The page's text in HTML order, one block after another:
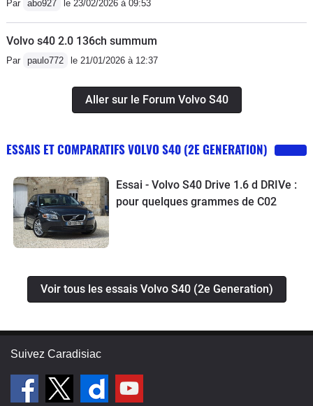
Par abo927 le 23/02/2026 à 09:53
Volvo s40 2.0 136ch summum
Par paulo772 le 21/01/2026 à 12:37
Aller sur le Forum Volvo S40
ESSAIS ET COMPARATIFS VOLVO S40 (2E GENERATION)
Essai - Volvo S40 Drive 1.6 d DRIVe :
pour quelques grammes de C02
Voir tous les essais Volvo S40 (2e Generation)
Suivez Caradisiac